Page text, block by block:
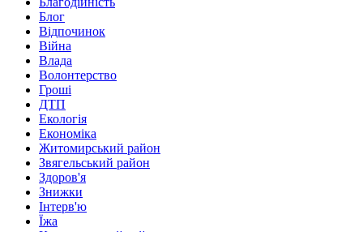
Блог
Відпочинок
Війна
Влада
Волонтерство
Гроші
ДТП
Екологія
Економіка
Житомирський район
Звягельський район
Здоров'я
Знижки
Інтерв'ю
Їжа